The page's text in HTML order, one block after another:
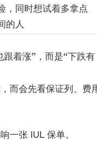
，同时想试着多拿点
的人
着涨”，而是“下跌
而会先看保证列、费
一张 IUL 保单。